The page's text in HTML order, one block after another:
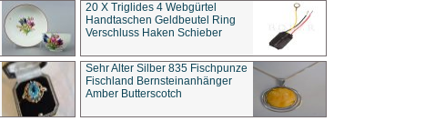
20 X Triglides 4 Webgürtel
Handtaschen Geldbeutel Ring
Verschluss Haken Schieber
Sehr Alter Silber 835 Fischpunze
Fischland Bernsteinanhänger
Amber Butterscotch